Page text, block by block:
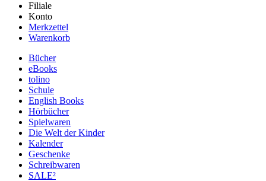
Filiale
Konto
Merkzettel
Warenkorb
Bücher
eBooks
tolino
Schule
English Books
Hörbücher
Spielwaren
Die Welt der Kinder
Kalender
Geschenke
Schreibwaren
SALE²